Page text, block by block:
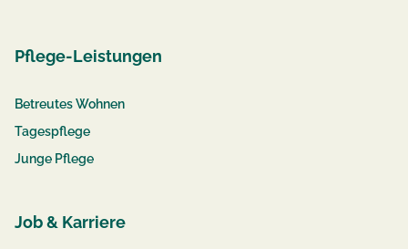
Pflege-Leistungen
Betreutes Wohnen
Tagespflege
Junge Pflege
Job & Karriere